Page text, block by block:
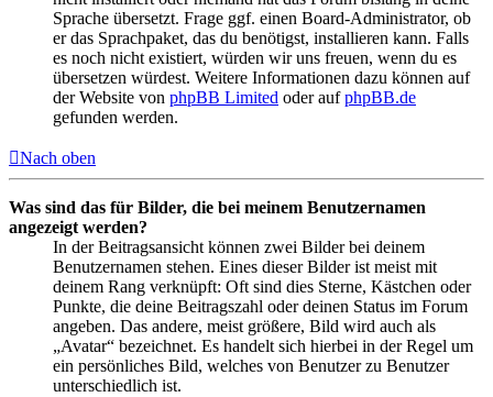
Sprache übersetzt. Frage ggf. einen Board-Administrator, ob
er das Sprachpaket, das du benötigst, installieren kann. Falls
es noch nicht existiert, würden wir uns freuen, wenn du es
übersetzen würdest. Weitere Informationen dazu können auf
der Website von phpBB Limited oder aufphpBB.de
gefunden werden.
Nach oben
Was sind das für Bilder, die bei meinem Benutzernamen
angezeigt werden?
In der Beitragsansicht können zwei Bilder bei deinem
Benutzernamen stehen. Eines dieser Bilder ist meist mit
deinem Rang verknüpft: Oft sind dies Sterne, Kästchen oder
Punkte, die deine Beitragszahl oder deinen Status im Forum
angeben. Das andere, meist größere, Bild wird auch als
„Avatar“ bezeichnet. Es handelt sich hierbei in der Regel um
ein persönliches Bild, welches von Benutzer zu Benutzer
unterschiedlich ist.